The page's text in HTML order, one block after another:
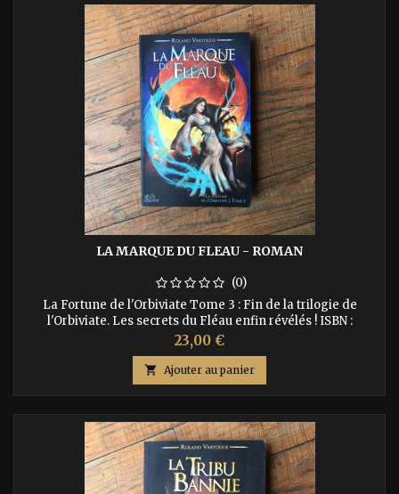
LA MARQUE DU FLEAU - ROMAN
(0)
La Fortune de l'Orbiviate Tome 3 : Fin de la trilogie de
l'Orbiviate. Les secrets du Fléau enfin révélés ! ISBN :
9782918287087 Auteur : Roland Vartogue
Prix
23,00 €
 Ajouter au panier